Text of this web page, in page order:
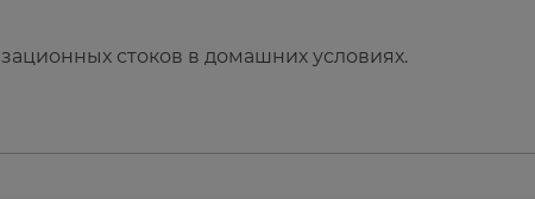
стоков в домашних условиях.